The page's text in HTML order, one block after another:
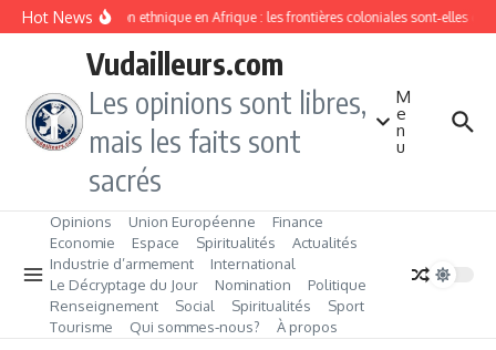
Aller au contenu
Hot NewsDivision ethnique en Afrique : les frontières coloniales sont‑elles
Vudailleurs.com
Les opinions sont libres,
mais les faits sont
sacrés
M
e
n
u
Opinions Union Européenne
Finance
Economie
Espace Spiritualités
Actualités
Industrie d’armement
International
Le Décryptage du Jour
Nomination
Politique
Renseignement
Social Spiritualités
Sport
Tourisme
Qui sommes‑nous? À propos